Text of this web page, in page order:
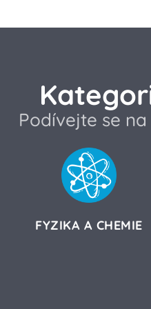
Podívejte se
FYZIKA A CHEMIE